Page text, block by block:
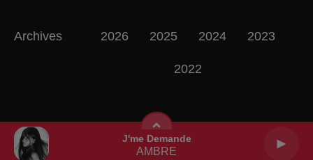
J'me Demande
AMBRE
Archives 2026 2025 2024 2023
2022